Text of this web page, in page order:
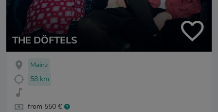
THE DÖFTELS
Mainz
58 km
from 550 €